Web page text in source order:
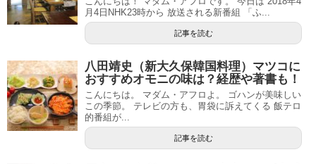
月4日NHK23時から 放送される新番組 「ふ...
記事を読む
八田靖史（新大久保韓国料理）マツコに
おすすめオモニの味は？経歴や著書も！
こんにちは。 マダム・アフロよ。 ゴハンが美味しい
この季節。 テレビの方も、胃袋に訴えてくる 飯テロ
的番組が...
記事を読む